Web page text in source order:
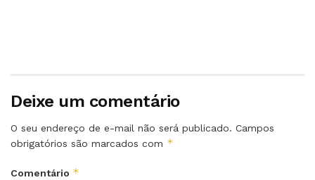
Deixe um comentário
O seu endereço de e-mail não será publicado. Campos
obrigatórios são marcados com *
Comentário *